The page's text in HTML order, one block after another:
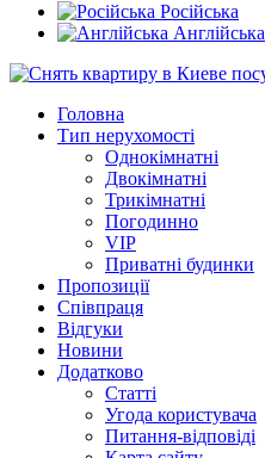
Російська
Англійська
Головна
Тип нерухомості
Однокімнатні
Двокімнатні
Трикімнатні
Погодинно
VIP
Приватні будинки
Пропозиції
Співпраця
Відгуки
Новини
Додатково
Статті
Угода користувача
Питання-відповіді